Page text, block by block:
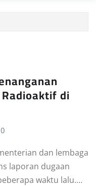
di
0
dan lembaga
laporan dugaan
waktu lalu.…